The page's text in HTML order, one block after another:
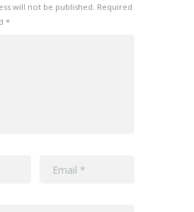
will not be published. Required
*